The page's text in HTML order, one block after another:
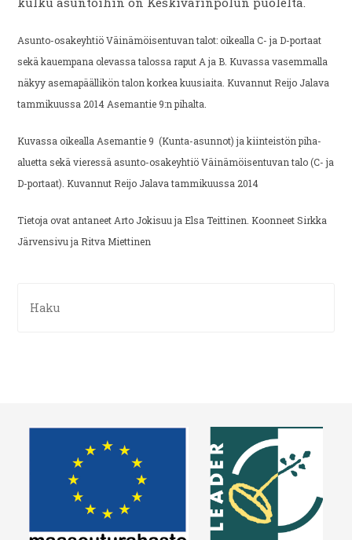
Asunto-osakeyhtiö Väinämöisentuvan talot: oikealla C- ja D-portaat
sekä kauempana olevassa talossa raput A ja B. Kuvassa vasemmalla
näkyy asemapäällikön talon korkea kuusiaita. Kuvannut Reijo Jalava
tammikuussa 2014 Asemantie 9:n pihalta.
Kuvassa oikealla Asemantie 9 (Kunta-asunnot) ja kiinteistön piha-
aluetta sekä vieressä asunto-osakeyhtiö Väinämöisentuvan talo (C- ja
D-portaat). Kuvannut Reijo Jalava tammikuussa 2014
Tietoja ovat antaneet Arto Jokisuu ja Elsa Teittinen. Koonneet Sirkka
Järvensivu ja Ritva Miettinen